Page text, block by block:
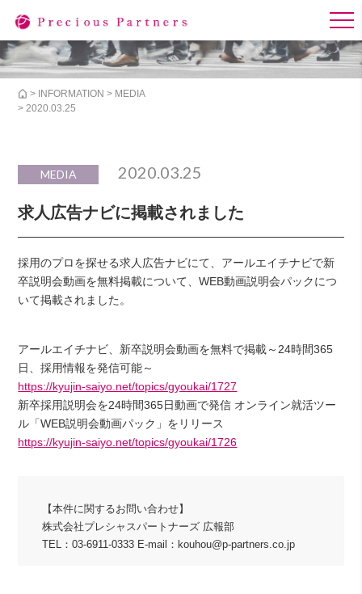
> INFORMATION > MEDIA
> 2020.03.25
MEDIA 2020.03.25
求人広告ナビに掲載されました
採用のプロを探せる求人広告ナビにて、アールエイチナビで新
卒説明会動画を無料掲載について、WEB動画説明会パックにつ
いて掲載されました。
アールエイチナビ、新卒説明会動画を無料で掲載～24時間365
日、採用情報を発信可能～
https://kyujin-saiyo.net/topics/gyoukai/1727
新卒採用説明会を24時間365日動画で発信 オンライン就活ツー
ル「WEB説明会動画パック」をリリース
https://kyujin-saiyo.net/topics/gyoukai/1726
【本件に関するお問い合わせ】
株式会社プレシャスパートナーズ 広報部
TEL：03-6911-0333 E-mail：kouhou@p-partners.co.jp